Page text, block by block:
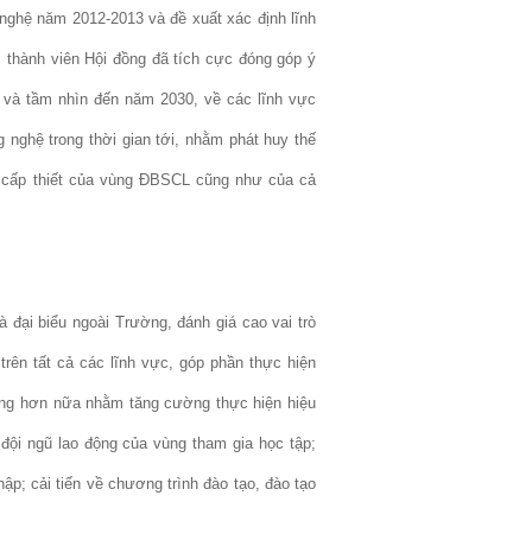
năm 2012-2013 và đề xuất xác định lĩnh
viên Hội đồng đã tích cực đóng góp ý
tầm nhìn đến năm 2030, về các lĩnh vực
trong thời gian tới, nhằm phát huy thế
thiết của vùng ĐBSCL cũng như của cả
đại biểu ngoài Trường, đánh giá cao vai trò
tất cả các lĩnh vực, góp phần thực hiện
hơn nữa nhằm tăng cường thực hiện hiệu
ngũ lao động của vùng tham gia học tập;
cải tiến về chương trình đào tạo, đào tạo